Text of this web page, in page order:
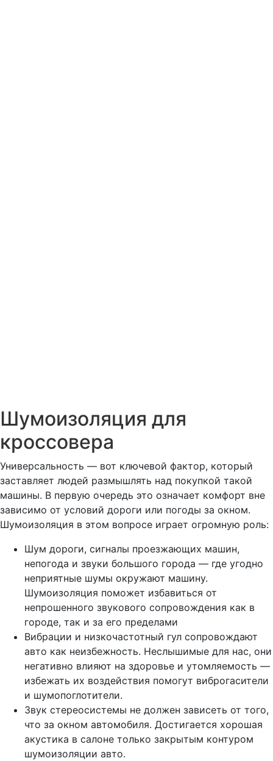
Шумоизоляция для
кроссовера
Универсальность — вот ключевой фактор, который
заставляет людей размышлять над покупкой такой
машины. В первую очередь это означает комфорт вне
зависимо от условий дороги или погоды за окном.
Шумоизоляция в этом вопросе играет огромную роль:
Шум дороги, сигналы проезжающих машин,
непогода и звуки большого города — где угодно
неприятные шумы окружают машину.
Шумоизоляция поможет избавиться от
непрошенного звукового сопровождения как в
городе, так и за его пределами
Вибрации и низкочастотный гул сопровождают
авто как неизбежность. Неслышимые для нас, они
негативно влияют на здоровье и утомляемость —
избежать их воздействия помогут виброгасители
и шумопоглотители.
Звук стереосистемы не должен зависеть от того,
что за окном автомобиля. Достигается хорошая
акустика в салоне только закрытым контуром
шумоизоляции авто.